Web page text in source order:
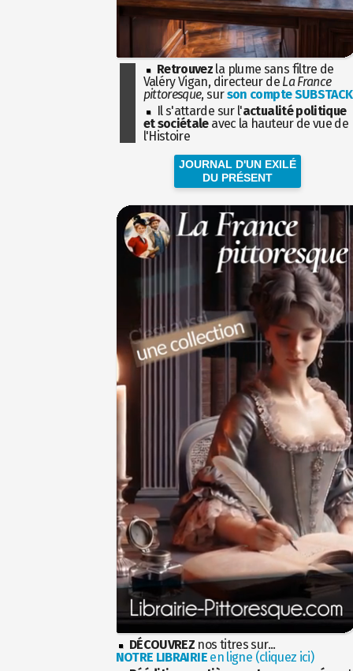
Retrouvez la plume sans filtre de
Valéry Vigan, directeur de La France
pittoresque, surson compte SUBSTACK
Il s'attarde sur l'actualité politique
et sociétaleavec la hauteur de vue de
l'Histoire
JOURNAL D'UN EXILÉ
DU PRÉSENT
DÉCOUVREZ nos titres sur...
NOTRE LIBRAIRIEen ligne (cliquez ici)